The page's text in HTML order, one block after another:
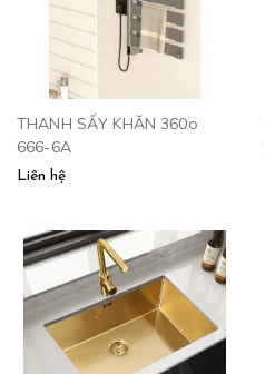
THANH SẤY KHĂN 360o
666-6A
Liên hệ